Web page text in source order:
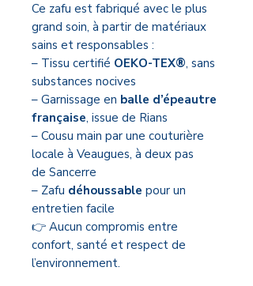
Ce zafu est fabriqué avec le plus
grand soin, à partir de matériaux
sains et responsables :
– Tissu certifié OEKO-TEX®, sans
substances nocives
– Garnissage en balle d’épeautre
française, issue de Rians
– Cousu main par une couturière
locale à Veaugues, à deux pas
de Sancerre
– Zafu déhoussable pour un
entretien facile
👉 Aucun compromis entre
confort, santé et respect de
l’environnement.